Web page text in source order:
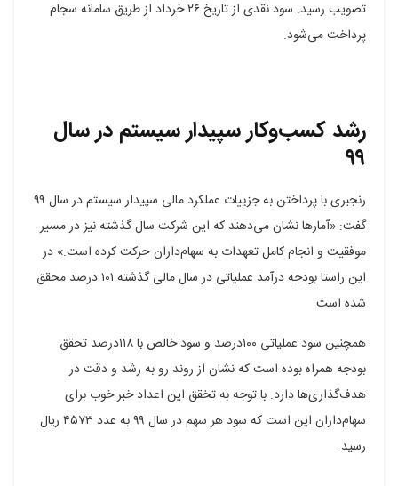
تصویب رسید. سود نقدی از تاریخ ۲۶ خرداد از طریق سامانه سجام
پرداخت می‌شود.
رشد کسب‌وکار سپیدار سیستم در سال
۹۹
رنجبری با پرداختن به جزییات عملکرد مالی سپیدار سیستم در سال ۹۹
گفت: «آمارها نشان می‌دهند که این شرکت سال گذشته نیز در مسیر
موفقیت و انجام کامل تعهدات به سهام‌داران حرکت کرده است.» در
این راستا بودجه درآمد عملیاتی در سال مالی گذشته ۱۰۱ درصد محقق
شده است.
همچنین سود عملیاتی ۱۰۰درصد و سود خالص با ۱۱۸درصد تحقق
بودجه همراه بوده است که نشان از روند رو به رشد و دقت در
هدف‌گذاری‌ها دارد. با توجه به تخقق این اعداد خبر خوب برای
سهام‌داران این است که سود هر سهم در سال ۹۹ به عدد ۴۵۷۳ ریال
رسید.